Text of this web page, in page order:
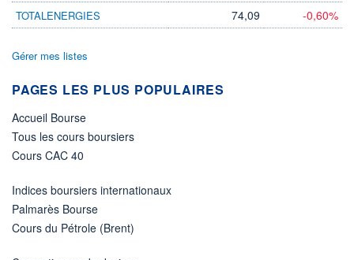
TOTALENERGIES 74,09 -0,60%
Gérer mes listes
PAGES LES PLUS POPULAIRES
Accueil Bourse
Tous les cours boursiers
Cours CAC 40
Indices boursiers internationaux
Palmarès Bourse
Cours du Pétrole (Brent)